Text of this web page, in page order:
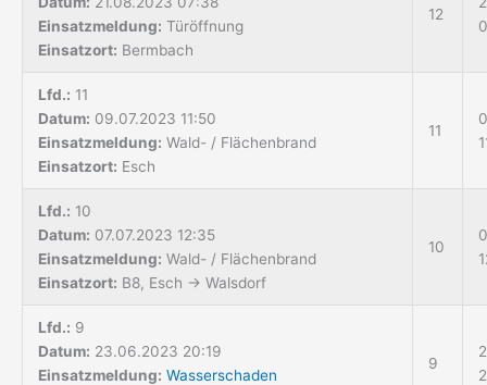
Einsatzmeldung: Türöffnung
Einsatzort: Bermbach
12
Lfd.: 11
Datum: 09.07.2023 11:50
Einsatzmeldung: Wald- / Flächenbrand
Einsatzort: Esch
11
Lfd.: 10
Datum: 07.07.2023 12:35
Einsatzmeldung: Wald- / Flächenbrand
Einsatzort: B8, Esch → Walsdorf
10
Lfd.: 9
Datum: 23.06.2023 20:19
Einsatzmeldung: Wasserschaden
9